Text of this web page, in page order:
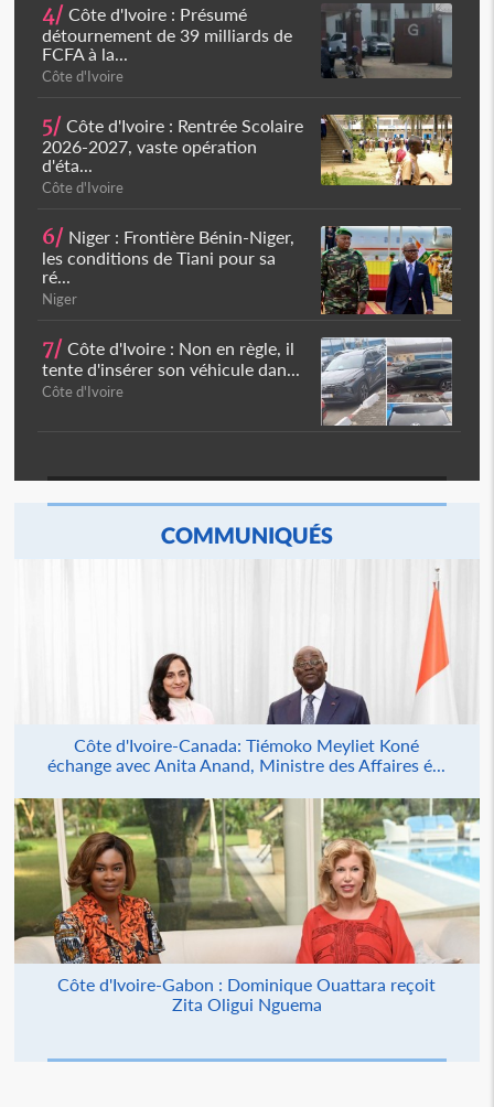
4/ Côte d'Ivoire : Présumé
détournement de 39 milliards de
FCFA à la...
Côte d'Ivoire
5/ Côte d'Ivoire : Rentrée Scolaire
2026-2027, vaste opération
d'éta...
Côte d'Ivoire
6/ Niger : Frontière Bénin-Niger,
les conditions de Tiani pour sa
ré...
Niger
7/ Côte d'Ivoire : Non en règle, il
tente d'insérer son véhicule dan...
Côte d'Ivoire
COMMUNIQUÉS
Côte d'Ivoire-Canada: Tiémoko Meyliet Koné
échange avec Anita Anand, Ministre des Affaires é...
Côte d'Ivoire-Gabon : Dominique Ouattara reçoit
Zita Oligui Nguema